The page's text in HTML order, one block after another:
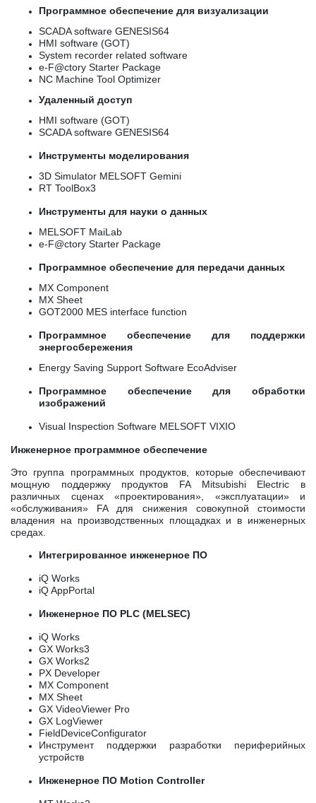
Программное обеспечение для визуализации
SCADA software GENESIS64
HMI software (GOT)
System recorder related software
e-F@ctory Starter Package
NC Machine Tool Optimizer
Удаленный доступ
HMI software (GOT)
SCADA software GENESIS64
Инструменты моделирования
3D Simulator MELSOFT Gemini
RT ToolBox3
Инструменты для науки о данных
MELSOFT MaiLab
e-F@ctory Starter Package
Программное обеспечение для передачи данных
MX Component
MX Sheet
GOT2000 MES interface function
Программное обеспечение для поддержки
энергосбережения
Energy Saving Support Software EcoAdviser
Программное обеспечение для обработки
изображений
Visual Inspection Software MELSOFT VIXIO
Инженерное программное обеспечение
Это группа программных продуктов, которые обеспечивают
мощную поддержку продуктов FA Mitsubishi Electric в
различных сценах «проектирования», «эксплуатации» и
«обслуживания» FA для снижения совокупной стоимости
владения на производственных площадках и в инженерных
средах.
Интегрированное инженерное ПО
iQ Works
iQ AppPortal
Инженерное ПО PLC (MELSEC)
iQ Works
GX Works3
GX Works2
PX Developer
MX Component
MX Sheet
GX VideoViewer Pro
GX LogViewer
FieldDeviceConfigurator
Инструмент поддержки разработки периферийных
устройств
Инженерное ПО Motion Controller